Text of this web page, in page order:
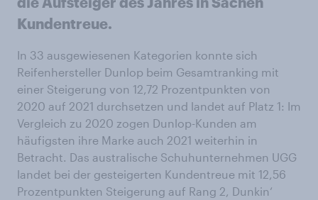
Kundentreue.
In 33 ausgewiesenen Kategorien konnte sich
Reifenhersteller Dunlop beim Gesamtranking mit
einer Steigerung von 12,72 Prozentpunkten von
2020 auf 2021 durchsetzen und landet auf Platz 1: Im
Vergleich zu 2020 zogen Dunlop-Kunden am
häufigsten ihre Marke auch 2021 weiterhin in
Betracht. Das australische Schuhunternehmen UGG
landet bei der gesteigerten Kundentreue mit 12,56
Prozentpunkten Steigerung auf Rang 2, Dunkin‘